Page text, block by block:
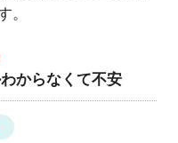
。
からなくて不安